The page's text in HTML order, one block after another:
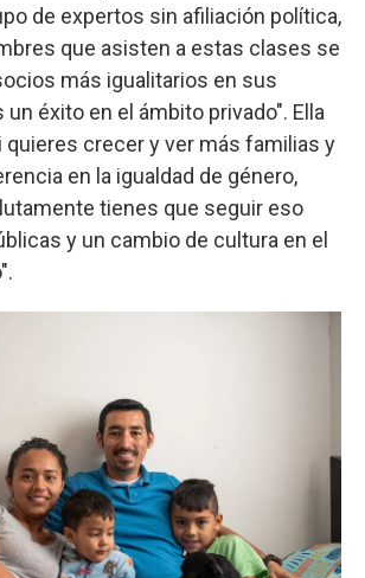
de expertos sin afiliación política,
que asisten a estas clases se
más igualitarios en sus
éxito en el ámbito privado". Ella
quieres crecer y ver más familias y
en la igualdad de género,
tienes que seguir eso
y un cambio de cultura en el